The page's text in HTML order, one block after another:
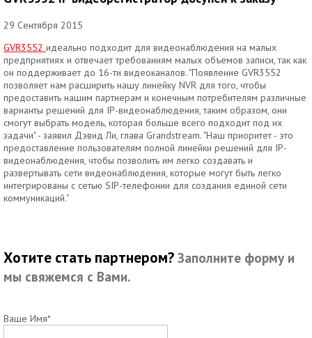
29 Сентября 2015
GVR3552 идеально подходит для видеонаблюдения на малых
предприятиях и отвечает требованиям малых объемов записи, так как
он поддерживает до 16-ти видеоканалов. "Появление GVR3552
позволяет нам расширить нашу линейку NVR для того, чтобы
предоставить нашим партнерам и конечным потребителям различные
варианты решений для IP-видеонаблюдения, таким образом, они
смогут выбрать модель, которая больше всего подходит под их
задачи" - заявил Дэвид Ли, глава Grandstream. "Наш приоритет - это
предоставление пользователям полной линейки решений для IP-
видеонаблюдения, чтобы позволить им легко создавать и
развертывать сети видеонаблюдения, которые могут быть легко
интегрированы с сетью SIP-телефонии для создания единой сети
коммуникаций."
Хотите стать партнером? Заполните форму и
мы свяжемся с Вами.
Ваше Имя*